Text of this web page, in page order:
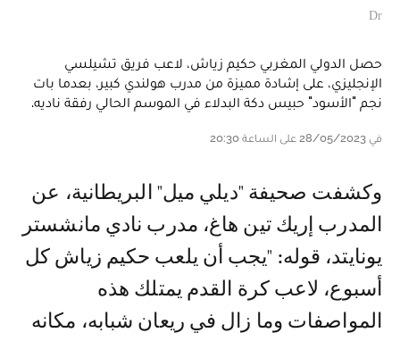
Dr
حصل الدولي المغربي حكيم زياش، لاعب فريق تشيلسي
الإنجليزي، على إشادة مميزة من مدرب هولندي كبير، بعدما بات
نجم "الأسود" حبيس دكة البدلاء في الموسم الحالي رفقة ناديه.
في 28/05/2023 على الساعة 20:30
وكشفت صحيفة "ديلي ميل" البريطانية، عن
المدرب إريك تين هاغ، مدرب نادي مانشستر
يونايتد، قوله: "يجب أن يلعب حكيم زياش كل
أسبوع، لاعب كرة القدم يمتلك هذه
المواصفات وما زال في ريعان شبابه، مكانه